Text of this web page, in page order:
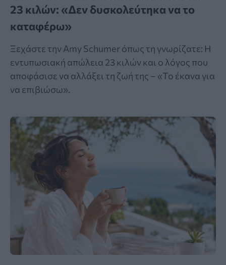
23 κιλών: «Δεν δυσκολεύτηκα να το
καταφέρω»
Ξεχάστε την Amy Schumer όπως τη γνωρίζατε: Η
εντυπωσιακή απώλεια 23 κιλών και ο λόγος που
αποφάσισε να αλλάξει τη ζωή της – «Το έκανα για
να επιβιώσω».